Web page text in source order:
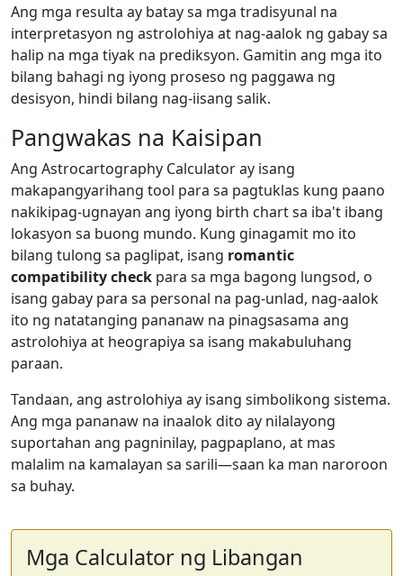
Ang mga resulta ay batay sa mga tradisyunal na
interpretasyon ng astrolohiya at nag-aalok ng gabay sa
halip na mga tiyak na prediksyon. Gamitin ang mga ito
bilang bahagi ng iyong proseso ng paggawa ng
desisyon, hindi bilang nag-iisang salik.
Pangwakas na Kaisipan
Ang Astrocartography Calculator ay isang
makapangyarihang tool para sa pagtuklas kung paano
nakikipag-ugnayan ang iyong birth chart sa iba't ibang
lokasyon sa buong mundo. Kung ginagamit mo ito
bilang tulong sa paglipat, isang romantic
compatibility check para sa mga bagong lungsod, o
isang gabay para sa personal na pag-unlad, nag-aalok
ito ng natatanging pananaw na pinagsasama ang
astrolohiya at heograpiya sa isang makabuluhang
paraan.
Tandaan, ang astrolohiya ay isang simbolikong sistema.
Ang mga pananaw na inaalok dito ay nilalayong
suportahan ang pagninilay, pagpaplano, at mas
malalim na kamalayan sa sarili—saan ka man naroroon
sa buhay.
Mga Calculator ng Libangan